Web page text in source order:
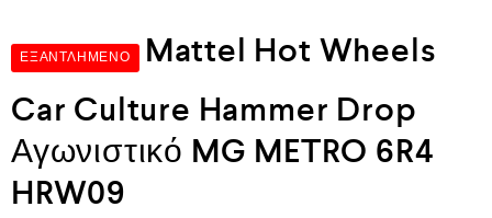
ΕΞΑΝΤΛΗΜΈΝΟ
Mattel Hot Wheels
Car Culture Hammer Drop
Αγωνιστικό MG METRO 6R4
HRW09